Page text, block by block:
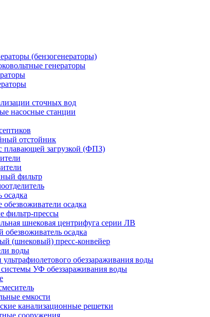
(бензогенераторы)
генераторы
сточных вод
насосные станции
отстойник
плавающей загрузкой (ФПЗ)
фильтр
осадка
осадка
фильтр-прессы
шнековая центрифуга серии ЛВ
осадка
(шнековый) пресс-конвейер
воды
ультрафиолетового обеззараживания воды
УФ обеззараживания воды
емкости
канализационные решетки
сооружения